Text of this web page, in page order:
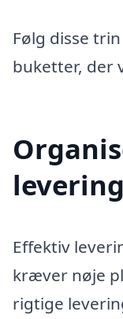
Følg disse
buketter, der
levering
Effektiv
kræver nøje
rigtige